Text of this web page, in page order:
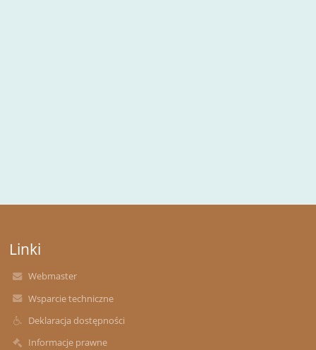
Linki
Webmaster
Wsparcie techniczne
Deklaracja dostępności
Informacje prawne